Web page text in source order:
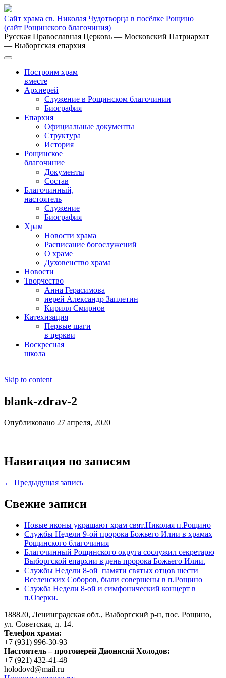
Сайт храма св. Николая Чудотворца в посёлке Рощино
(сайт Рощинского благочиния)
Русская Православная Церковь — Московский Патриархат
— Выборгская епархия
Построим храм
вместе
Архиерей
Служение в Рощинском благочинии
Биография
Епархия
Официальные документы
Структура
История
Рощинское
благочиние
Документы
Состав
Благочинный,
настоятель
Служение
Биография
Храм
Новости храма
Расписание богослужений
О храме
Духовенство храма
Новости
Творчество
Анна Герасимова
иерей Александр Заплетин
Кирилл Смирнов
Катехизация
Первые шаги
в церкви
Воскресная
школа
Skip to content
blank-zdrav-2
Опубликовано 27 апреля, 2020
Навигация по записям
← Предыдущая запись
Свежие записи
Новые иконы украшают храм свят.Николая п.Рощино
Службы Недели 9-ой пророка Божьего Илии в храмах
Рощинского благочиния
Благочинный Рощинского округа сослужил секретарю
Выборгской епархии в день пророка Божьего Илии.
Службы Недели 8-ой памяти святых отцов шести
Вселенских Соборов, были совершены в п.Рощино
Служба Недели 8-ой и симфонический концерт в
п.Озерки.
188820, Ленинградская обл., Выборгский р-н, пос. Рощино,
ул. Советская, д. 14.
Телефон храма:
+7 (931) 996-30-93
Настоятель – протоиерей Дионисий Холодов:
+7 (921) 432-41-48
holodovd@mail.ru